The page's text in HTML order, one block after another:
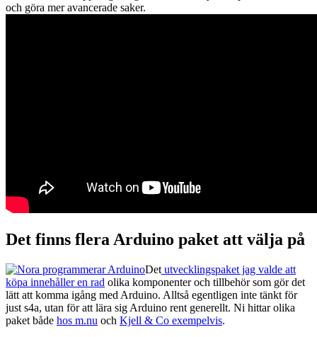
och göra mer avancerade saker.
Det finns flera Arduino paket att välja på
Det utvecklingspaket jag valde att
köpa innehåller en rad olika komponenter och tillbehör som gör det
lätt att komma igång med Arduino. Alltså egentligen inte tänkt för
just s4a, utan för att lära sig Arduino rent generellt. Ni hittar olika
paket både hos m.nu och Kjell & Co exempelvis.